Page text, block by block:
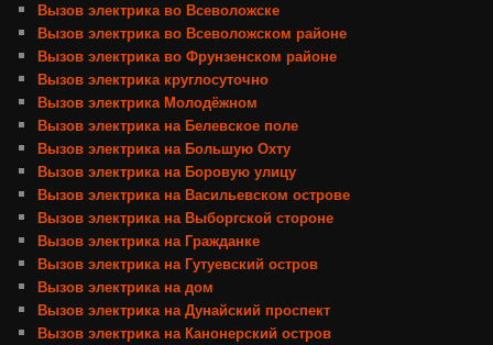
Вызов электрика во Всеволожске
Вызов электрика во Всеволожском районе
Вызов электрика во Фрунзенском районе
Вызов электрика круглосуточно
Вызов электрика Молодёжном
Вызов электрика на Белевское поле
Вызов электрика на Большую Охту
Вызов электрика на Боровую улицу
Вызов электрика на Васильевском острове
Вызов электрика на Выборгской стороне
Вызов электрика на Гражданке
Вызов электрика на Гутуевский остров
Вызов электрика на дом
Вызов электрика на Дунайский проспект
Вызов электрика на Канонерский остров